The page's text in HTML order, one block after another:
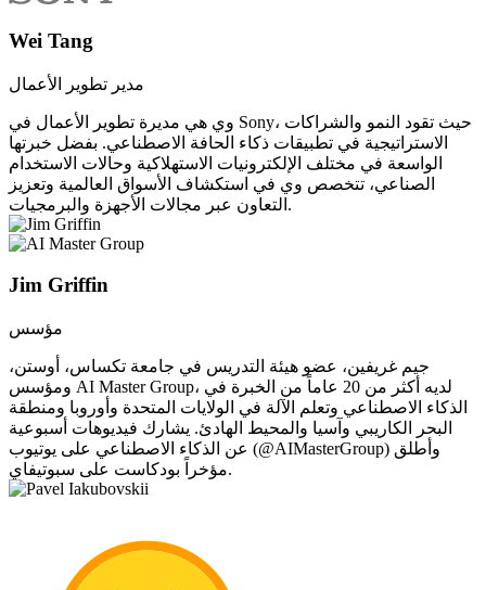
Wei Tang
مدير تطوير الأعمال
وي هي مديرة تطوير الأعمال في Sony، حيث تقود النمو والشراكات
الاستراتيجية في تطبيقات ذكاء الحافة الاصطناعي. بفضل خبرتها
الواسعة في مختلف الإلكترونيات الاستهلاكية وحالات الاستخدام
الصناعي، تتخصص وي في استكشاف الأسواق العالمية وتعزيز
التعاون عبر مجالات الأجهزة والبرمجيات.
Jim Griffin
مؤسس
جيم غريفين، عضو هيئة التدريس في جامعة تكساس، أوستن،
ومؤسس AI Master Group، لديه أكثر من 20 عاماً من الخبرة في
الذكاء الاصطناعي وتعلم الآلة في الولايات المتحدة وأوروبا ومنطقة
البحر الكاريبي وآسيا والمحيط الهادئ. يشارك فيديوهات أسبوعية
عن الذكاء الاصطناعي على يوتيوب (@AIMasterGroup) وأطلق
مؤخراً بودكاست على سبوتيفاي.